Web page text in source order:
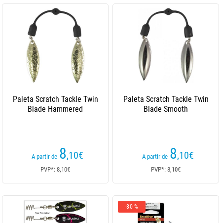
Paleta Scratch Tackle Twin
Blade Hammered
A partir de 8,10€
PVP*: 8,10€
Paleta Scratch Tackle Twin
Blade Smooth
A partir de 8,10€
PVP*: 8,10€
-30 %